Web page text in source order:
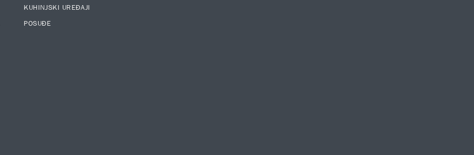
KUHINJSKI UREĐAJI
POSUĐE